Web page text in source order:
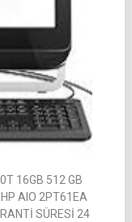
16GB 512 GB
AIO 2PT61EA
SÜRESİ 24